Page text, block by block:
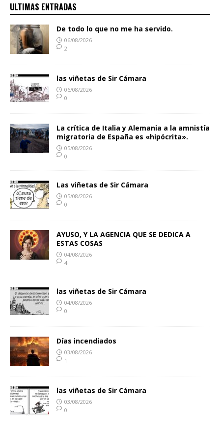
ULTIMAS ENTRADAS
De todo lo que no me ha servido.
06/08/2026
2
las viñetas de Sir Cámara
06/08/2026
0
La crítica de Italia y Alemania a la amnistía
migratoria de España es «hipócrita».
05/08/2026
0
Las viñetas de Sir Cámara
05/08/2026
0
AYUSO, Y LA AGENCIA QUE SE DEDICA A
ESTAS COSAS
04/08/2026
4
las viñetas de Sir Cámara
04/08/2026
0
Días incendiados
03/08/2026
1
las viñetas de Sir Cámara
03/08/2026
0